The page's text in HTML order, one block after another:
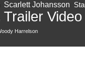
Scarlett Johansson
Trailer Video
Harrelson